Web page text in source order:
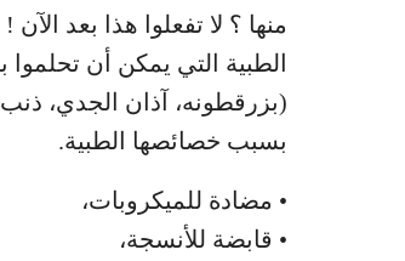
منها ؟ لا تفعلوا هذا بعد الآن
الطبية التي يمكن أن
(بزرقطونه، آذان الجدي،
بسبب خصائصها الطبية.
• مضادة للميكروبات،
• قابضة للأنسجة،